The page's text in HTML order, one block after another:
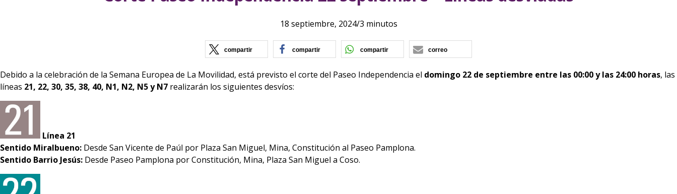
18 septiembre, 2024/3 minutos
compartir (se abre en nueva ventana)
compartir (se abre en nueva ventana)
compartir (se abre en nueva ventana)
correo
Debido a la celebración de la Semana Europea de La Movilidad, está previsto el corte del Paseo Independencia el domingo 22 de septiembre entre las 00:00 y las 24:00 horas, las
líneas 21, 22, 30, 35, 38, 40, N1, N2, N5 y N7 realizarán los siguientes desvíos:
Línea 21
Sentido Miralbueno: Desde San Vicente de Paúl por Plaza San Miguel, Mina, Constitución al Paseo Pamplona.
Sentido Barrio Jesús: Desde Paseo Pamplona por Constitución, Mina, Plaza San Miguel a Coso.